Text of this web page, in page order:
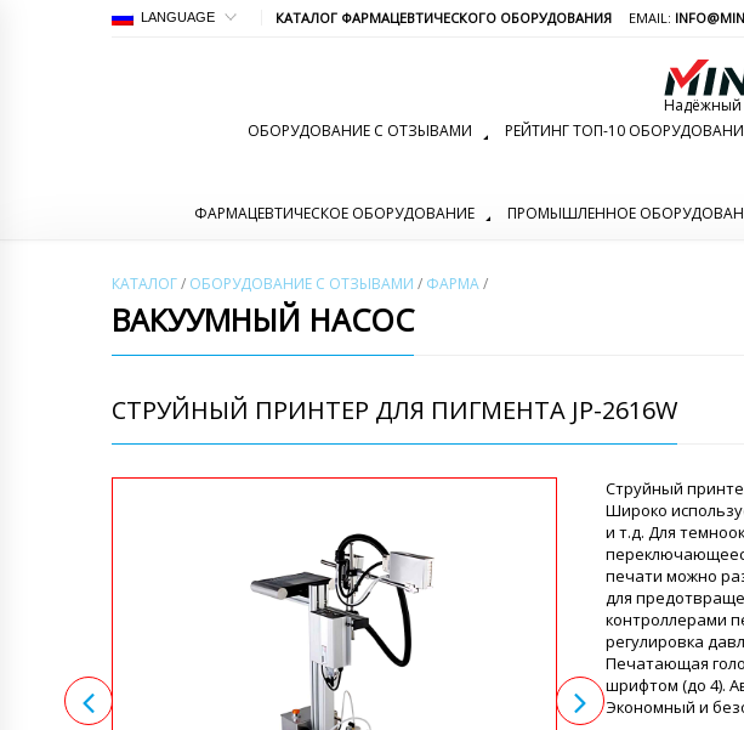
LANGUAGE КАТАЛОГ ФАРМАЦЕВТИЧЕСКОГО ОБОРУДОВАНИЯ EMAIL:
Надёжный
ОБОРУДОВАНИЕ С ОТЗЫВАМИ
РЕЙТИНГ ТОП-10
ФАРМАЦЕВТИЧЕСКОЕ ОБОРУДОВАНИЕ ПРОМЫШЛЕННОЕ
КАТАЛОГ/ ОБОРУДОВАНИЕ С ОТЗЫВАМИ / ФАРМА/
ВАКУУМНЫЙ НАСОС
СТРУЙНЫЙ ПРИНТЕР ДЛЯ ПИГМЕНТА JP-2616W
Струйный
Широко
и т.д. Для
печати можно
для
контроллерами
регулировка
Печатающая
шрифтом (до 4).
Экономный и